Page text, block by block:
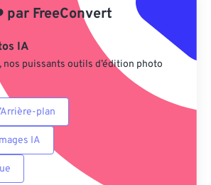
comme préréglage
par FreeConvert
IA
nos puissants outils d’édition photo
plan
IA